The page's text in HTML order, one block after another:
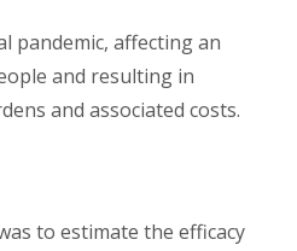
pandemic, affecting an
and resulting in
and associated costs.
to estimate the efficacy